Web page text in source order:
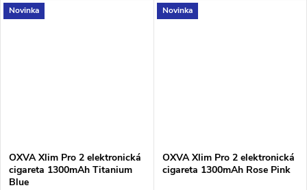
baterii, rychlé nabíjení přes
2024. Nyní přichází výrobce s
Novinka
OXVA Xlim Pro 2 elektronická
cigareta 1300mAh Titanium
Blue
Novinka
OXVA Xlim Pro 2 elektronická
cigareta 1300mAh Rose Pink